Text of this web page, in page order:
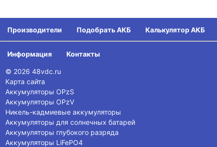
Производители Подобрать АКБ Калькулятор АКБ
Информация Контакты
© 2026 48vdc.ru
Карта сайта
Аккумуляторы OPzS
Аккумуляторы OPzV
Никель-кадмиевые аккумуляторы
Аккумуляторы для солнечных батарей
Аккумуляторы глубокого разряда
Аккумуляторы LiFePO4